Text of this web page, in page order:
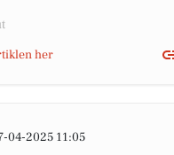
her
04-2025 11:05